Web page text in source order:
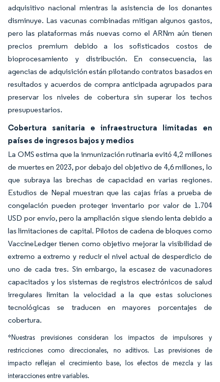
adquisitivo nacional mientras la asistencia de los donantes
disminuye. Las vacunas combinadas mitigan algunos gastos,
pero las plataformas más nuevas como el ARNm aún tienen
precios premium debido a los sofisticados costos de
bioprocesamiento y distribución. En consecuencia, las
agencias de adquisición están pilotando contratos basados en
resultados y acuerdos de compra anticipada agrupados para
preservar los niveles de cobertura sin superar los techos
presupuestarios.
Cobertura sanitaria e infraestructura limitadas en
países de ingresos bajos y medios
La OMS estima que la inmunización rutinaria evitó 4,2 millones
de muertes en 2023, por debajo del objetivo de 4,6 millones, lo
que subraya las brechas de capacidad en varias regiones.
Estudios de Nepal muestran que las cajas frías a prueba de
congelación pueden proteger inventario por valor de 1.704
USD por envío, pero la ampliación sigue siendo lenta debido a
las limitaciones de capital. Pilotos de cadena de bloques como
VaccineLedger tienen como objetivo mejorar la visibilidad de
extremo a extremo y reducir el nivel actual de desperdicio de
uno de cada tres. Sin embargo, la escasez de vacunadores
capacitados y los sistemas de registros electrónicos de salud
irregulares limitan la velocidad a la que estas soluciones
tecnológicas se traducen en mayores porcentajes de
cobertura.
*Nuestras previsiones consideran los impactos de impulsores y
restricciones como direccionales, no aditivos. Las previsiones de
impacto reflejan el crecimiento base, los efectos de mezcla y las
interacciones entre variables.